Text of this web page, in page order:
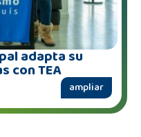
adapta su
con TEA
ampliar